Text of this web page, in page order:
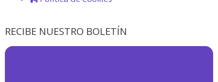
RECIBE NUESTRO BOLETÍN